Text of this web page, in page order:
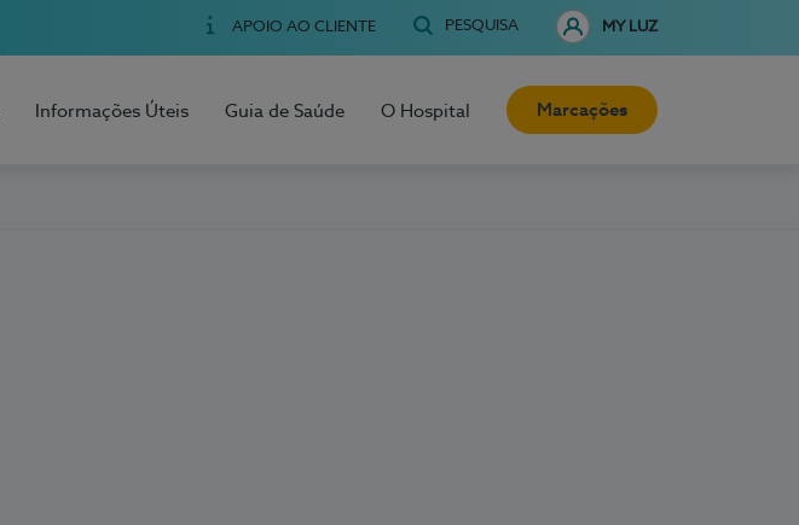
APOIO AO CLIENTE PESQUISA MY LUZ
Informações Úteis Guia de Saúde O Hospital Marcações